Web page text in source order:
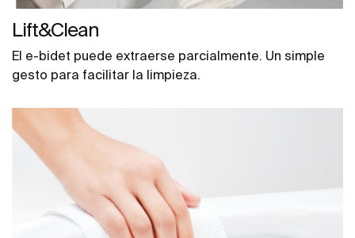
Lift&Clean
El e-bidet puede extraerse parcialmente. Un simple
gesto para facilitar la limpieza.